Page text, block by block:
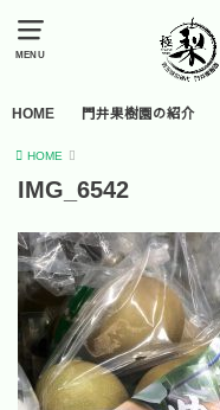
MENU
HOME 門井果樹園の紹介
HOME
IMG_6542